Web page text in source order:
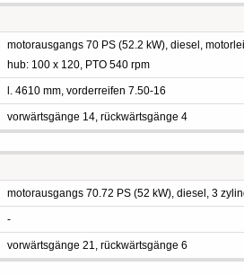
motorausgangs 70 PS (52.2 kW), diesel,
hub: 100 x 120, PTO 540 rpm
l. 4610 mm, vorderreifen 7.50-16
vorwärtsgänge 14, rückwärtsgänge 4
motorausgangs 70.72 PS (52 kW), diesel, 3
-
vorwärtsgänge 21, rückwärtsgänge 6